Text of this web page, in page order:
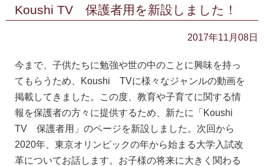
Koushi TV 保護者用を新設しました！
2017年11月08日
今まで、子供たちに勉強や世の中のことに興味を持っ
てもらうため、Koushi TVに様々なジャンルの動画を
掲載してきました。この度、教育や子育てに関する情
報を保護者の方々に提供するため、新たに「Koushi
TV 保護者用」のページを新設しました。次回から
2020年、東京オリンピックの年から始まる大学入試改
革についてお話します。お子様の将来に大きく関わる